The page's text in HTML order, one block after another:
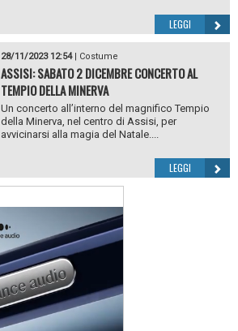
LEGGI
28/11/2023 12:54| Costume
ASSISI: SABATO 2 DICEMBRE CONCERTO AL
TEMPIO DELLA MINERVA
Un concerto all’interno del magnifico Tempio
della Minerva, nel centro di Assisi, per
avvicinarsi alla magia del Natale....
LEGGI